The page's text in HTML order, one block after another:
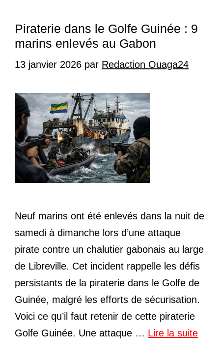
Piraterie dans le Golfe Guinée : 9
marins enlevés au Gabon
13 janvier 2026 par Redaction Ouaga24
Neuf marins ont été enlevés dans la nuit de
samedi à dimanche lors d’une attaque
pirate contre un chalutier gabonais au large
de Libreville. Cet incident rappelle les défis
persistants de la piraterie dans le Golfe de
Guinée, malgré les efforts de sécurisation.
Voici ce qu’il faut retenir de cette piraterie
Golfe Guinée. Une attaque … Lire la suite